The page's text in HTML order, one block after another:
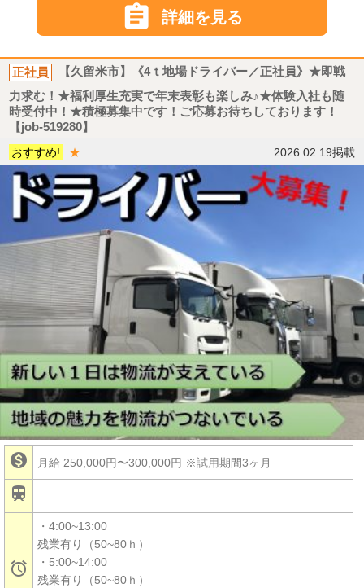
 詳細を見る
正社員
【久留米市】《4ｔ地場ドライバー／正社員》★即戦
力求む！★福利厚生充実で年末表彰も楽しみ♪★体験入社も随
時受付中！★積極募集中です！ご応募お待ちしております！
【job-519280】
おすすめ!
★ 2026.02.19掲載
 月給 250,000円〜300,000円 ※試用期間3ヶ月


・4:00~13:00
残業有り（50~80ｈ）
・5:00~14:00
残業有り（50~80ｈ）